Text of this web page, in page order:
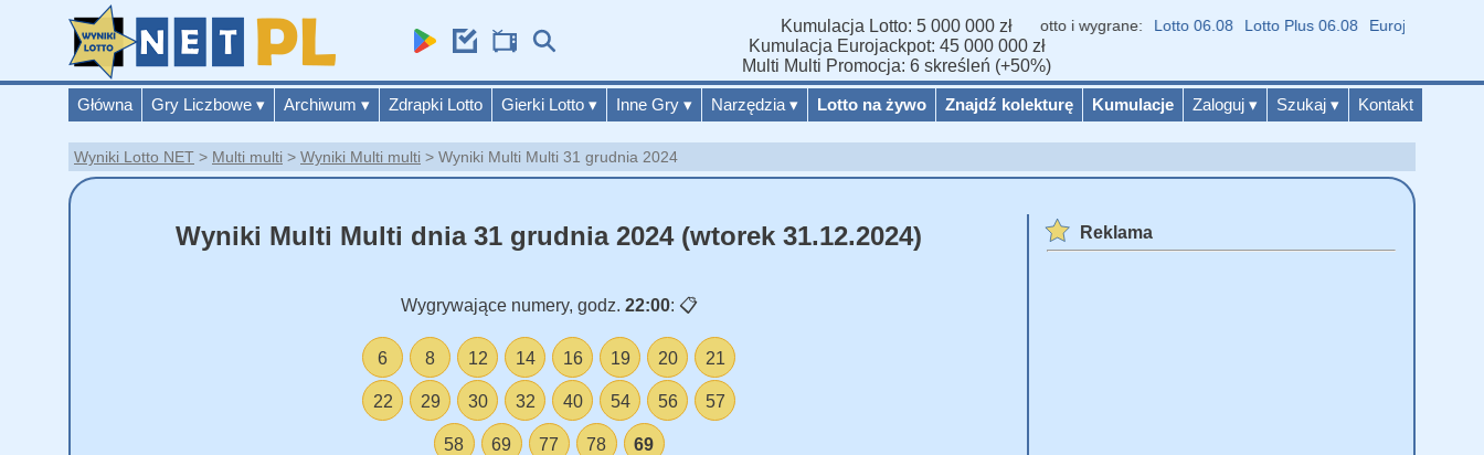
Główna Gry Liczbowe ▾ Archiwum ▾ Zdrapki Lotto Gierki Lotto ▾ Inne Gry ▾ Narzędzia ▾ Lotto na żywo Znajdź kolekturę Kumulacje Zaloguj ▾ Szukaj ▾ Kontakt
Kumulacja Lotto: 5 000 000 zł
Kumulacja Eurojackpot: 45 000 000 zł
Multi Multi Promocja: 6 skreśleń (+50%)
Wyniki Lotto i wygrane: Lotto 06.08 Lotto Plus 06.08 Eurojackpot 07.08
Wyniki Lotto NET Multi multi Wyniki Multi multi Wyniki Multi Multi 31 grudnia 2024
Wyniki Multi Multi dnia 31 grudnia 2024 (wtorek 31.12.2024)
Wygrywające numery, godz. 22:00: 📋
6 8 12 14 16 19 20 21
22 29 30 32 40 54 56 57
58 69 77 78 69
Reklama